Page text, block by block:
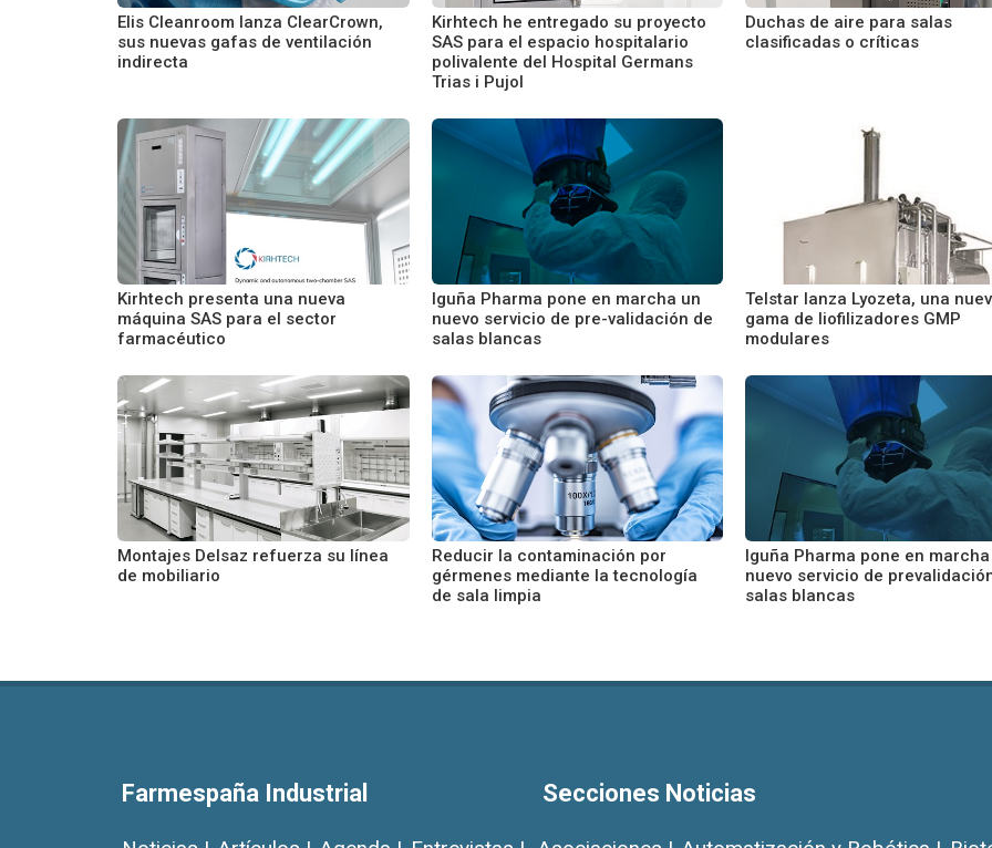
Elis Cleanroom lanza ClearCrown,
sus nuevas gafas de ventilación
indirecta
Kirhtech he entregado su proyecto
SAS para el espacio hospitalario
polivalente del Hospital Germans
Trias i Pujol
Duchas de aire para salas
clasificadas o críticas
Kirhtech presenta una nueva
máquina SAS para el sector
farmacéutico
Iguña Pharma pone en marcha un
nuevo servicio de pre-validación de
salas blancas
Telstar lanza Lyozeta, una
gama de liofilizadores GMP
modulares
Montajes Delsaz refuerza su línea
de mobiliario
Reducir la contaminación por
gérmenes mediante la tecnología
de sala limpia
Iguña Pharma pone en
nuevo servicio de
salas blancas
Farmespaña Industrial Secciones Noticias